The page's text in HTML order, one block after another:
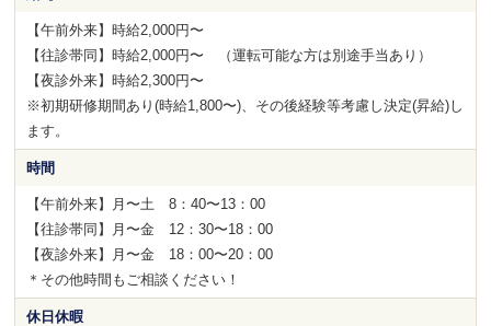
【午前外来】時給2,000円〜
【往診帯同】時給2,000円〜 （運転可能な方は別途手当あり）
【夜診外来】時給2,300円〜
※初期研修期間あり(時給1,800〜)、その後経験等考慮し決定(昇給)し
ます。
時間
【午前外来】月〜土 8：40〜13：00
【往診帯同】月〜金 12：30〜18：00
【夜診外来】月〜金 18：00〜20：00
＊その他時間もご相談ください！
休日休暇